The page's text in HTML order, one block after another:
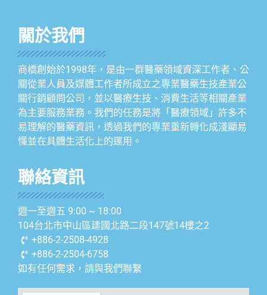
關於我們
商橋創始於1998年，是由一群醫藥領域資深工作者、公
關從業人員及媒體工作者所成立之專業醫藥生技產業公
關行銷顧問公司，並以醫療生技、消費生活等相關產業
為主要服務業務。我們的任務是將「醫療領域」許多不
易理解的醫藥資訊，透過我們的專業重新轉化成淺顯易
懂並在具體生活化上的運用。
聯絡資訊
週一至週五 9:00 ~ 18:00
104台北市中山區建國北路二段147號14樓之2
+886-2-2508-4928
+886-2-2504-6758
如有任何需求，請與我們聯繫